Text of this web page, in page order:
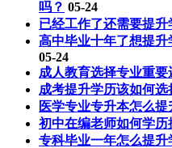
吗？ 05-24
已经工作了还需要提升
高中毕业十年了想提
05-24
成人教育选择专业重要
成考提升学历该如何选
医学专业专升本怎么提
初中在编老师如何学历
专科毕业一年怎么提升